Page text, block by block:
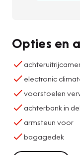
Opties en
electronic
voorstoelen
achterbank in
armsteun voor
bagagedek